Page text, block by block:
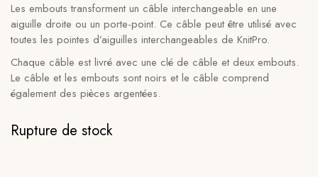
Les embouts transforment un câble interchangeable en une
aiguille droite ou un porte-point. Ce câble peut être utilisé avec
toutes les pointes d’aiguilles interchangeables de KnitPro.
Chaque câble est livré avec une clé de câble et deux embouts.
Le câble et les embouts sont noirs et le câble comprend
également des pièces argentées.
Rupture de stock